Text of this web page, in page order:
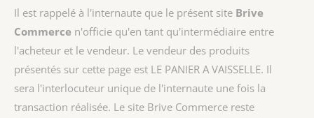
Il est rappelé à l'internaute que le présent site Brive
Commerce n'officie qu'en tant qu'intermédiaire entre
l'acheteur et le vendeur. Le vendeur des produits
présentés sur cette page est LE PANIER A VAISSELLE. Il
sera l'interlocuteur unique de l'internaute une fois la
transaction réalisée. Le site Brive Commerce reste